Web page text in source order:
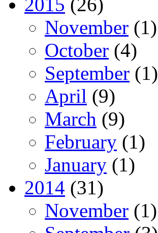
November (1)
October (4)
September (1)
April (9)
March (9)
February (1)
January (1)
2014 (31)
November (1)